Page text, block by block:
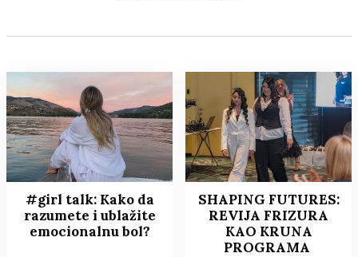
#girl talk: Kako da
razumete i ublažite
emocionalnu bol?
SHAPING FUTURES:
REVIJA FRIZURA
KAO KRUNA
PROGRAMA